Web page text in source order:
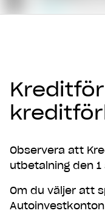
Observera att
utbetalning den 1
Om du väljer att